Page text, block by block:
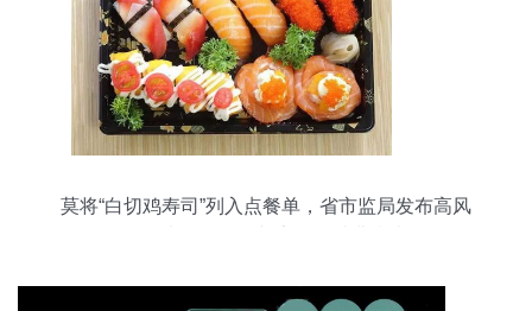
莫将“白切鸡寿司”列入点餐单，省市监局发布高风